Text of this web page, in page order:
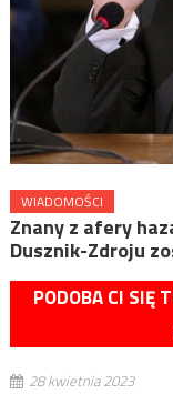
WIADOMOŚCI
Znany z afery
Dusznik-Zdroju
PODOBA CI SIĘ
28 kwietnia 2023